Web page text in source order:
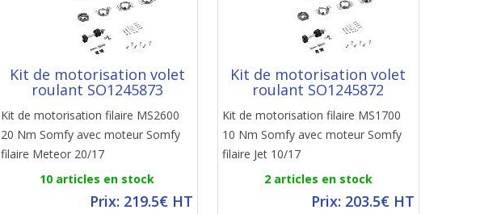
Kit de motorisation volet
roulant SO1245873
Kit de motorisation filaire MS2600
20 Nm Somfy avec moteur Somfy
filaire Meteor 20/17
10 articles en stock
Prix: 219.5€ HT
Kit de motorisation volet
roulant SO1245872
Kit de motorisation filaire MS1700
10 Nm Somfy avec moteur Somfy
filaire Jet 10/17
2 articles en stock
Prix: 203.5€ HT